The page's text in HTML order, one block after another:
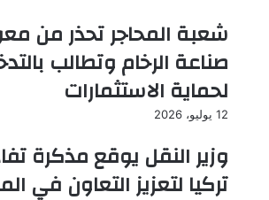
شعبة المحاجر تحذر من
صناعة الرخام وتطالب
لحماية الاستثمارات
12 يوليو، 2026
وزير النقل يوقع مذكرة
تركيا لتعزيز التعاون في